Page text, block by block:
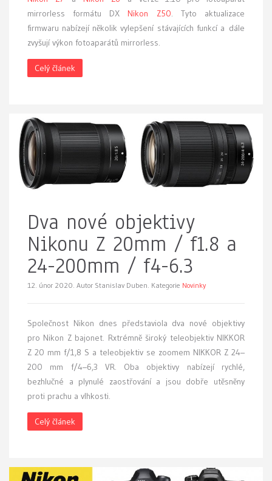
mirrorless formátu DX Nikon Z50. Tyto aktualizace
firmwaru nabízejí několik vylepšení stávajících funkcí a dále
zvyšují výkon fotoaparátů mirrorless.
Celý článek
Dva nové objektivy
Nikonu Z 20mm / f1.8 a
24-200mm / f4-6.3
12. únor 2020. Autor Stanislav Duben. Kategorie Novinky
Společnost Nikon dnes představiola dva nové objektivy
pro Nikon Z bajonet. Rxtrémně široký teleobjektiv NIKKOR
Z 20 mm f/1,8 S a teleobjektiv se zoomem NIKKOR Z 24–
200 mm f/4–6,3 VR. Oba objektivy nabízejí rychlé,
bezhlučné a plynulé zaostřování a jsou dobře utěsněny
proti prachu a vlhkosti.
Celý článek